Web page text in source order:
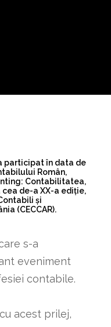
participat în data de
Român,
Contabilitatea,
cea de-a XX-a ediție,
și
(CECCAR).
s-a
eveniment
contabile.
acest prilej,